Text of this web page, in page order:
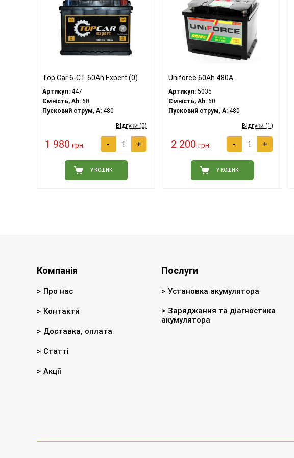
Top Car 6-CT 60Ah Expert (0)
Артикул: 447
Ємність, Ah: 60
Пусковий струм, A: 480
Відгуки (0)
1 980 грн. - +
У КОШИК
Uniforce 60Ah 480A
Артикул: 5035
Ємність, Ah: 60
Пусковий струм, A: 480
Відгуки (1)
2 200 грн. - +
У КОШИК
Компанія
Про нас
Контакти
Доставка, оплата
Статті
Акції
Послуги
Установка акумулятора
Заряджання та діагностика
акумулятора